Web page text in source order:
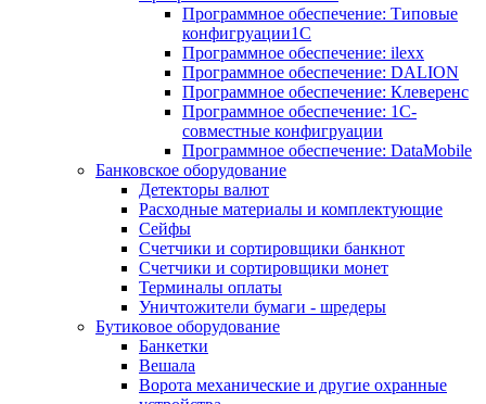
Программное обеспечение: Типовые
конфигруации1С
Программное обеспечение: ilexx
Программное обеспечение: DALION
Программное обеспечение: Клеверенс
Программное обеспечение: 1С-
совместные конфигруации
Программное обеспечение: DataMobile
Банковское оборудование
Детекторы валют
Расходные материалы и комплектующие
Сейфы
Счетчики и сортировщики банкнот
Счетчики и сортировщики монет
Терминалы оплаты
Уничтожители бумаги - шредеры
Бутиковое оборудование
Банкетки
Вешала
Ворота механические и другие охранные